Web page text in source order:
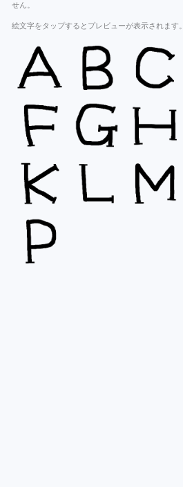
せん。
絵文字をタップするとプレビューが表示されます。